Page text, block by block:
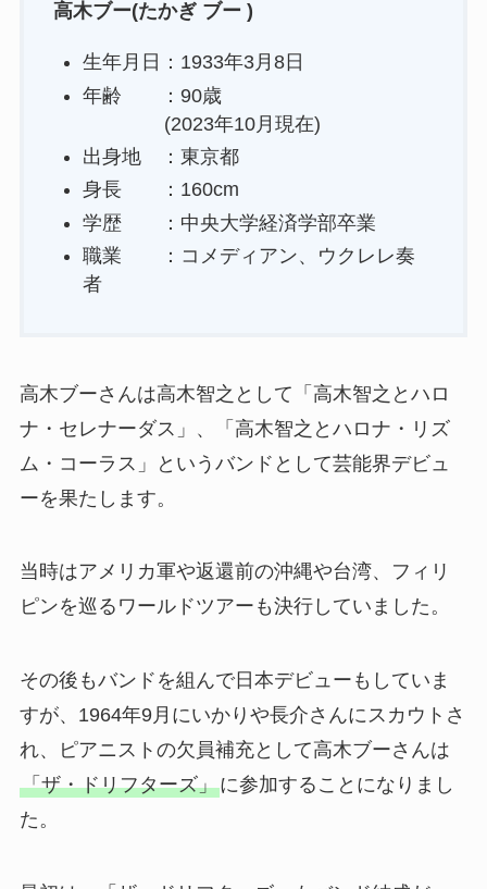
高木ブー(たかぎ ブー )
生年月日：1933年3月8日
年齢 ：90歳
(2023年10月現在)
出身地 ：東京都
身長 ：160cm
学歴 ：中央大学経済学部卒業
職業 ：コメディアン、ウクレレ奏
者
高木ブーさんは高木智之として「高木智之とハロ
ナ・セレナーダス」、「高木智之とハロナ・リズ
ム・コーラス」というバンドとして芸能界デビュ
ーを果たします。
当時はアメリカ軍や返還前の沖縄や台湾、フィリ
ピンを巡るワールドツアーも決行していました。
その後もバンドを組んで日本デビューもしていま
すが、1964年9月にいかりや長介さんにスカウトさ
れ、ピアニストの欠員補充として高木ブーさんは
「ザ・ドリフターズ」に参加することになりまし
た。